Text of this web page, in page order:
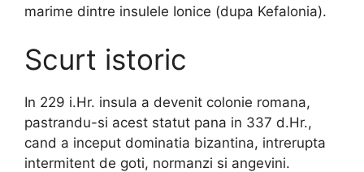
marime dintre insulele Ionice (dupa Kefalonia).
Scurt istoric
In 229 i.Hr. insula a devenit colonie romana,
pastrandu-si acest statut pana in 337 d.Hr.,
cand a inceput dominatia bizantina, intrerupta
intermitent de goti, normanzi si angevini.